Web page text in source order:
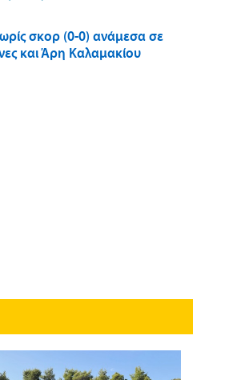
σκορ (0-0) ανάμεσα σε
και Άρη Καλαμακίου